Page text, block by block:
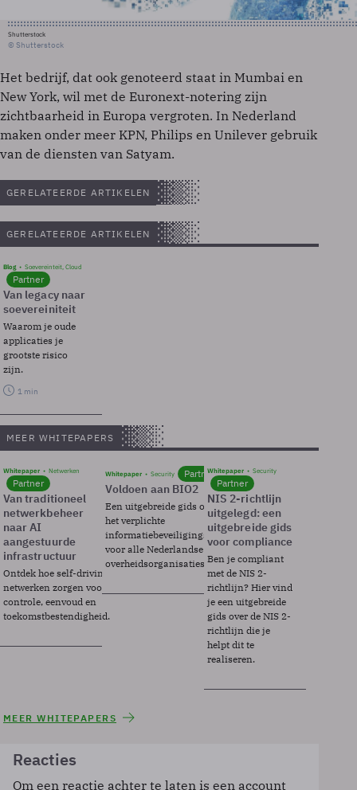
Shutterstock
© Shutterstock
Het bedrijf, dat ook genoteerd staat in Mumbai en
New York, wil met de Euronext-notering zijn
zichtbaarheid in Europa vergroten. In Nederland
maken onder meer KPN, Philips en Unilever gebruik
van de diensten van Satyam.
GERELATEERDE ARTIKELEN
GERELATEERDE ARTIKELEN
Blog Soevereinteit, Cloud
Partner
Van legacy naar
soevereiniteit
Waarom je oude
applicaties je
grootste risico
zijn.
1 min
MEER WHITEPAPERS
Whitepaper Netwerken
Partner
Van traditioneel
netwerkbeheer
naar AI
aangestuurde
infrastructuur
Ontdek hoe self-driving
netwerken zorgen voor
controle, eenvoud en
toekomstbestendigheid.
Whitepaper Security Partner
Voldoen aan BIO2
Een uitgebreide gids over BIO2,
het verplichte
informatiebeveiligingsframework
voor alle Nederlandse
overheidsorganisaties.
Whitepaper Security
Partner
NIS 2-richtlijn
uitgelegd: een
uitgebreide gids
voor compliance
Ben je compliant
met de NIS 2-
richtlijn? Hier vind
je een uitgebreide
gids over de NIS 2-
richtlijn die je
helpt dit te
realiseren.
MEER WHITEPAPERS
Reacties
Om een reactie achter te laten is een account